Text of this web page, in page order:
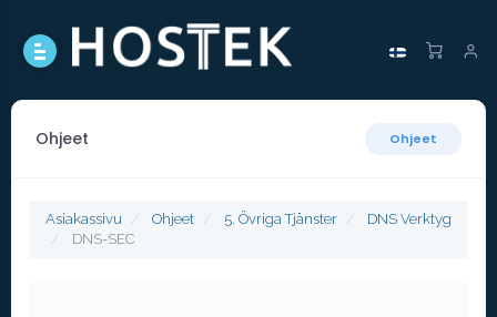
Ohjeet Ohjeet
Asiakassivu Ohjeet 5. Övriga Tjänster
DNS Verktyg
DNS-SEC